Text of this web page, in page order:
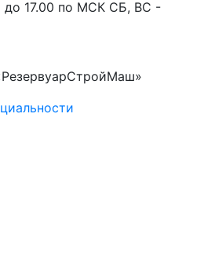
17.00 по МСК СБ, ВС -